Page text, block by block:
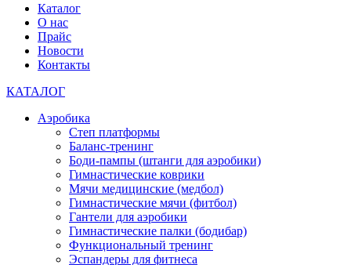
Каталог
О нас
Прайс
Новости
Контакты
КАТАЛОГ
Аэробика
Степ платформы
Баланс-тренинг
Боди-пампы (штанги для аэробики)
Гимнастические коврики
Мячи медицинские (медбол)
Гимнастические мячи (фитбол)
Гантели для аэробики
Гимнастические палки (бодибар)
Функциональный тренинг
Эспандеры для фитнеса